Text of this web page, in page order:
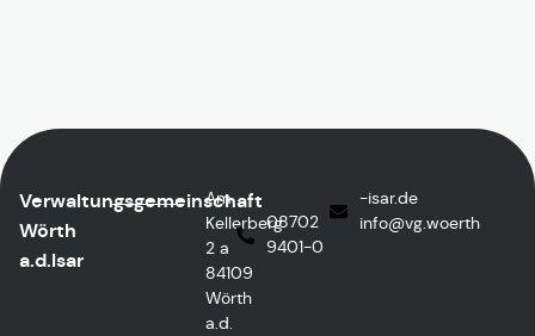
Verwaltungsgemeinschaft
Wörth
a.d.Isar
Am
Kellerberg
2 a
84109
Wörth
a.d.
08702
9401-0
ed.rasi-
htreow.gv
@ofni